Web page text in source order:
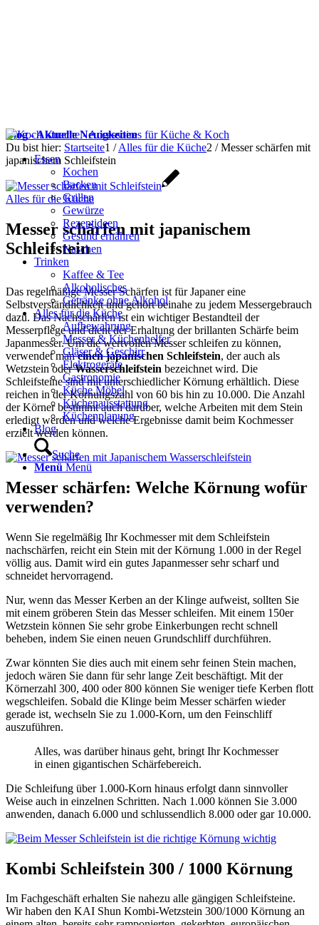
Essen
Kochen
Backen
Grillen
Gewürze
Rezeptideen
Gesund ernähren
Naschen
Trinken
Kaffee & Tee
Alkoholisches
Getränke ohne Alkohol
Alles für die Küche
Aufbewahrung
Messer & Küchenhelfer
Gläser & Geschirr
Elektrogeräte
Gastronomie
Küche Möbel
Küchenausstattung
Küchenplanung
Blog
Suche
Menü Menü
Blog - Aktuelle Neuigkeiten
Du bist hier: Startseite1 / Alles für die Küche2 / Messer schärfen mit
japanischem Schleifstein
Alles für die Küche
Messer schärfen mit japanischem
Schleifstein
Das regelmäßige Messer Schärfen ist für Japaner eine
Selbstverständlichkeit und gehört beinahe zu jedem Messergebrauch
dazu. Das Nachschärfen ist ein wichtiger Bestandteil der
Messerpflege und dient der Erhaltung der brillanten Schärfe beim
Japanmesser. Um die wertvollen Messer schleifen zu können,
verwendet maneinen japanischen Schleifstein, der auch als
Wetzstein oderWasserschleifstein bezeichnet wird. Die
Schleifsteine sind mit unterschiedlicher Körnung erhältlich. Diese
reichen in der Körnungszahl von 60 bis hin zu 10.000. Die Anzahl
der Körner bestimmt auch darüber, welche Arbeiten mit dem Stein
erledigt werden und welche Ergebnisse damit beim Kochmesser
erzielt werden können.
Messer schärfen: Welche Körnung wofür
verwenden?
Wenn Sie regelmäßig Ihr Kochmesser mit dem Schleifstein
nachschärfen, reicht ein Stein mit der Körnung 1.000 in der Regel
völlig aus. Damit wird ein gutes Japanmesser sehr scharf und
schneidet hervorragend.
Nur, wenn das Messer Kerben an der Klinge aufweist, sollten Sie
mit einem gröberen Stein das Messer schleifen. Mit einem 150er
Wetzstein können Sie sehr grobe Einkerbungen recht schnell
beheben, indem Sie einen neuen Grundschliff durchführen.
Zwar könnten Sie dies auch mit einem sehr feinen Stein machen,
jedoch wären Sie dann für sehr lange Zeit beschäftigt. Mit der
Körnerzahl 300, 400 oder 800 können Sie weniger tiefe Kerben flott
wegschleifen. Sobald die Klinge beim Messer schärfen wieder
gerade ist, wechseln Sie zu 1.000-Korn, um den Feinschliff
auszuführen.
Alles, was darüber hinaus geht, bringt Ihr Kochmesser
in einen gigantischen Schärfebereich.
Die Schleifung über 1.000-Korn hinaus erfolgt dann sinnvoller
Weise auch in einzelnen Schritten. Nach 1.000 können Sie 3.000
anwenden, danach 6.000 und schlussendlich 8.000 oder gar 10.000.
Kombi Schleifstein 300 / 1000 Körnung
Im Fachgeschäft erhalten Sie nahezu alle gängigen Schleifsteine.
Wir haben den KAI Shun Kombi-Wetzstein 300/1000 Körnung an